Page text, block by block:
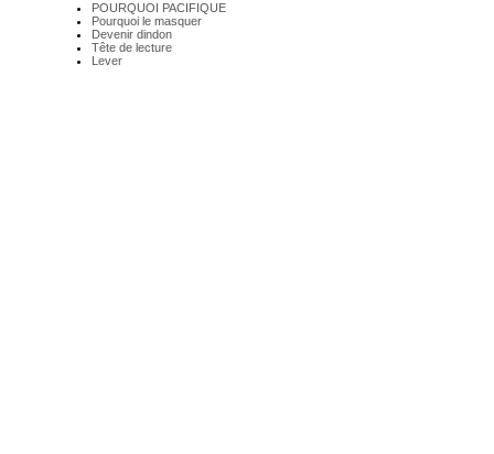
POURQUOI PACIFIQUE
Pourquoi le masquer
Devenir dindon
Tête de lecture
Lever